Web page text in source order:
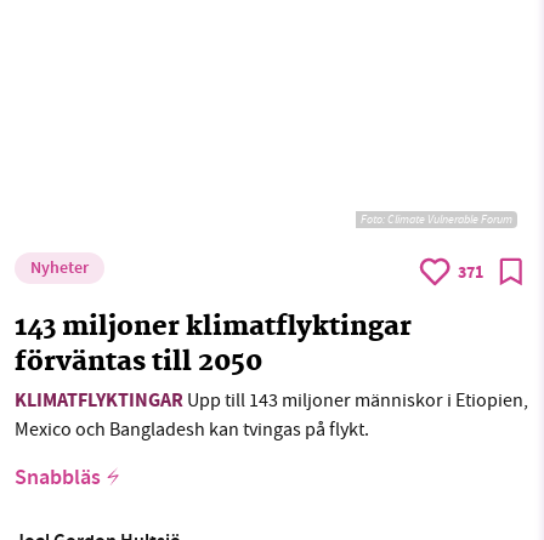
Foto: Climate Vulnerable Forum
Nyheter 371
143 miljoner klimatflyktingar
förväntas till 2050
KLIMATFLYKTINGAR Upp till 143 miljoner människor i Etiopien,
Mexico och Bangladesh kan tvingas på flykt.
Snabbläs